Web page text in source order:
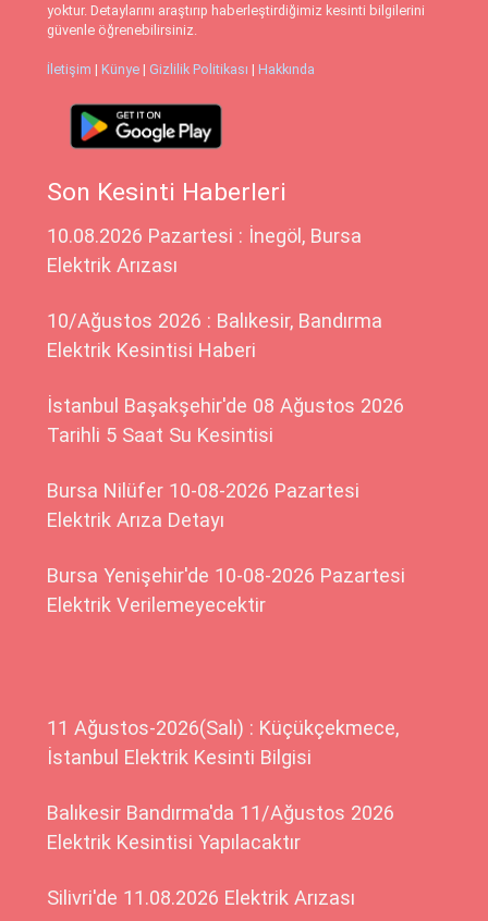
yoktur. Detaylarını araştırıp haberleştirdiğimiz kesinti bilgilerini
güvenle öğrenebilirsiniz.
İletişim | Künye | Gizlilik Politikası | Hakkında
Son Kesinti Haberleri
10.08.2026 Pazartesi : İnegöl, Bursa
Elektrik Arızası
10/Ağustos 2026 : Balıkesir, Bandırma
Elektrik Kesintisi Haberi
İstanbul Başakşehir'de 08 Ağustos 2026
Tarihli 5 Saat Su Kesintisi
Bursa Nilüfer 10-08-2026 Pazartesi
Elektrik Arıza Detayı
Bursa Yenişehir'de 10-08-2026 Pazartesi
Elektrik Verilemeyecektir
11 Ağustos-2026(Salı) : Küçükçekmece,
İstanbul Elektrik Kesinti Bilgisi
Balıkesir Bandırma'da 11/Ağustos 2026
Elektrik Kesintisi Yapılacaktır
Silivri'de 11.08.2026 Elektrik Arızası